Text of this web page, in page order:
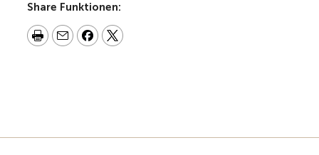
Share Funktionen: